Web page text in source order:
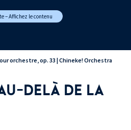
– Affichez le contenu
orchestre, op. 33 | Chineke! Orchestra
DELÀ DE LA